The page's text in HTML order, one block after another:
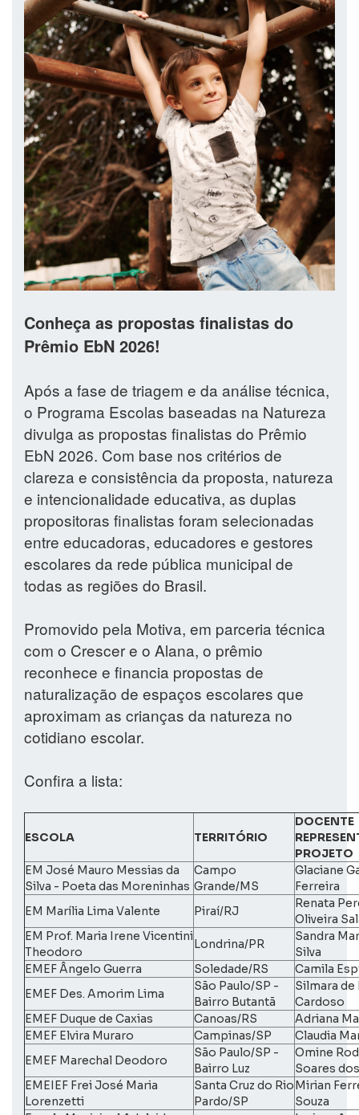
Conheça as propostas finalistas do
Prêmio EbN 2026!
Após a fase de triagem e da análise técnica,
o Programa Escolas baseadas na Natureza
divulga as propostas finalistas do Prêmio
EbN 2026. Com base nos critérios de
clareza e consistência da proposta, natureza
e intencionalidade educativa, as duplas
propositoras finalistas foram selecionadas
entre educadoras, educadores e gestores
escolares da rede pública municipal de
todas as regiões do Brasil.
Promovido pela Motiva, em parceria técnica
com o Crescer e o Alana, o prêmio
reconhece e financia propostas de
naturalização de espaços escolares que
aproximam as crianças da natureza no
cotidiano escolar.
Confira a lista:
ESCOLA TERRITÓRIO
DOCENTE
PROJETO
EM José Mauro Messias da
Silva - Poeta das Moreninhas
Campo
Grande/MS
Glaciane
Ferreira
EM Marília Lima Valente
Piraí/RJ
Renata
Oliveira
EM Prof. Maria Irene Vicentini
Theodoro
Londrina/PR
Sandra
Silva
EMEF Ângelo Guerra
Soledade/RS
Camila
EMEF Des. Amorim Lima
São Paulo/SP -
Bairro Butantã
Silmara de
Cardoso
EMEF Duque de Caxias
Canoas/RS
Adriana
EMEF Elvira Muraro
Campinas/SP
Claudia
EMEF Marechal Deodoro
São Paulo/SP -
Bairro Luz
Omine
Soares
EMEIEF Frei José Maria
Lorenzetti
Santa Cruz do Rio
Pardo/SP
Mirian
Souza